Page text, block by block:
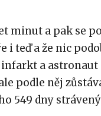
minut a pak se
i teď a že nic
a astronaut
podle něj
549 dny